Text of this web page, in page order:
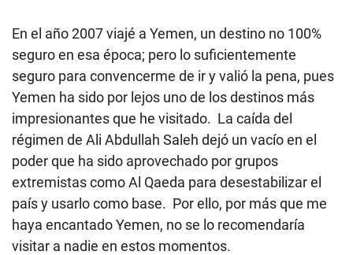
En el año 2007 viajé a Yemen, un destino no 100%
seguro en esa época; pero lo suficientemente
seguro para convencerme de ir y valió la pena, pues
Yemen ha sido por lejos uno de los destinos más
impresionantes que he visitado. La caída del
régimen de Ali Abdullah Saleh dejó un vacío en el
poder que ha sido aprovechado por grupos
extremistas como Al Qaeda para desestabilizar el
país y usarlo como base. Por ello, por más que me
haya encantado Yemen, no se lo recomendaría
visitar a nadie en estos momentos.